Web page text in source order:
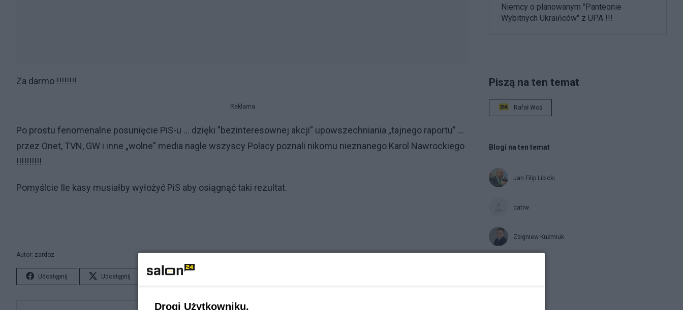
Za darmo !!!!!!!!
Reklama
Po prostu fenomenalne posunięcie PiS-u … dzięki ”bezinteresownej akcji” upowszechniania „tajnego raportu” …
przez Onet, TVN, GW i inne „wolne” media nagle wszyscy Polacy poznali nikomu nieznanego Karol Nawrockiego
!!!!!!!!!!
Pomyślcie Ile kasy musiałby wyłożyć PiS aby osiągnąć taki rezultat.
Autor: zardoz
Udostępnij Udostępnij Lubię to!
Niemcy o planowanym "Panteonie
Wybitnych Ukraińców" z UPA !!!
Piszą na ten temat
Rafał Woś
Blogi na ten temat
Jan Filip Libicki
catrw
Zbigniew Kuźmiuk
Drogi Użytkowniku,